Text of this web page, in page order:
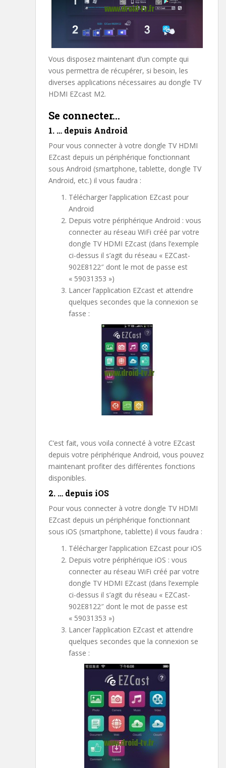
Vous disposez maintenant d’un compte qui
vous permettra de récupérer, si besoin, les
diverses applications nécessaires au dongle TV
HDMI EZcast M2.
Se connecter…
1. … depuis Android
Pour vous connecter à votre dongle TV HDMI
EZcast depuis un périphérique fonctionnant
sous Android (smartphone, tablette, dongle TV
Android, etc.) il vous faudra :
Télécharger l’application EZcast pour
Android
Depuis votre périphérique Android : vous
connecter au réseau WiFi créé par votre
dongle TV HDMI EZcast (dans l’exemple
ci-dessus il s’agit du réseau « EZCast-
902E8122″ dont le mot de passe est
« 59031353 »)
Lancer l’application EZcast et attendre
quelques secondes que la connexion se
fasse :
C’est fait, vous voila connecté à votre EZcast
depuis votre périphérique Android, vous pouvez
maintenant profiter des différentes fonctions
disponibles.
2. … depuis iOS
Pour vous connecter à votre dongle TV HDMI
EZcast depuis un périphérique fonctionnant
sous iOS (smartphone, tablette) il vous faudra :
Télécharger l’application EZcast pour iOS
Depuis votre périphérique iOS : vous
connecter au réseau WiFi créé par votre
dongle TV HDMI EZcast (dans l’exemple
ci-dessus il s’agit du réseau « EZCast-
902E8122″ dont le mot de passe est
« 59031353 »)
Lancer l’application EZcast et attendre
quelques secondes que la connexion se
fasse :